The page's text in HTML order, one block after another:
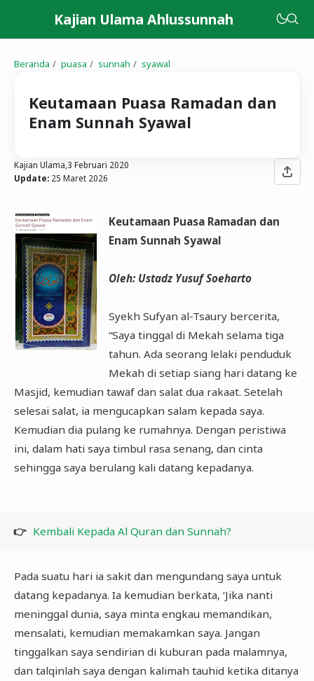
Kajian Ulama Ahlussunnah
Beranda puasa sunnah syawal
Keutamaan Puasa Ramadan dan
Enam Sunnah Syawal
Kajian Ulama, 3 Februari 2020
Update: 25 Maret 2026
Keutamaan Puasa Ramadan dan
Enam Sunnah Syawal
Oleh: Ustadz Yusuf Soeharto
Syekh Sufyan al-Tsaury bercerita,
“Saya tinggal di Mekah selama tiga
tahun. Ada seorang lelaki penduduk
Mekah di setiap siang hari datang ke
Masjid, kemudian tawaf dan salat dua rakaat. Setelah
selesai salat, ia mengucapkan salam kepada saya.
Kemudian dia pulang ke rumahnya. Dengan peristiwa
ini, dalam hati saya timbul rasa senang, dan cinta
sehingga saya berulang kali datang kepadanya.
👉 Kembali Kepada Al Quran dan Sunnah?
Pada suatu hari ia sakit dan mengundang saya untuk
datang kepadanya. Ia kemudian berkata, ‘Jika nanti
meninggal dunia, saya minta engkau memandikan,
mensalati, kemudian memakamkan saya. Jangan
tinggalkan saya sendirian di kuburan pada malamnya,
dan talqinlah saya dengan kalimah tauhid ketika ditanya